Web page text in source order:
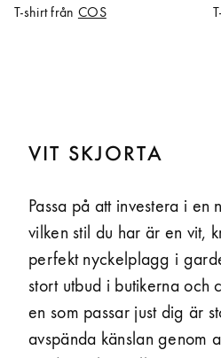
T-shirt från COS
VIT SKJORTA
Passa på att investera i en
vilken stil du har är en vit,
perfekt nyckelplagg i
stort utbud i butikerna och
en som passar just dig är
avspända känslan genom